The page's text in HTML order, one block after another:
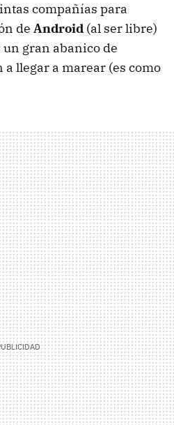
compañías para
de Android (al ser libre)
gran abanico de
llegar a marear (es como